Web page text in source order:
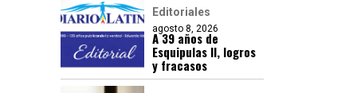
Editoriales
agosto 8, 2026
A 39 años de
Esquipulas II, logros
y fracasos